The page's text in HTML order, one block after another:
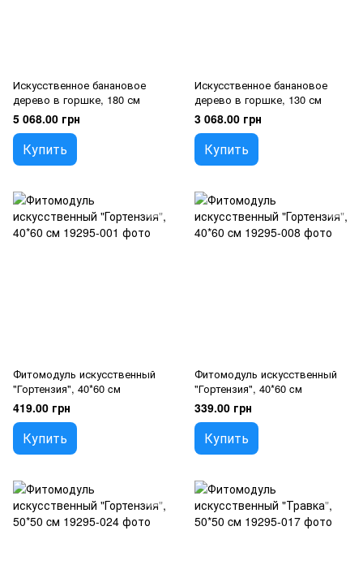
Искусственное банановое
дерево в горшке, 180 см
5 068.00 грн
Купить
Искусственное банановое
дерево в горшке, 130 см
3 068.00 грн
Купить
Фитомодуль искусственный
"Гортензия", 40*60 cм
419.00 грн
Купить
Фитомодуль искусственный
"Гортензия", 40*60 cм
339.00 грн
Купить